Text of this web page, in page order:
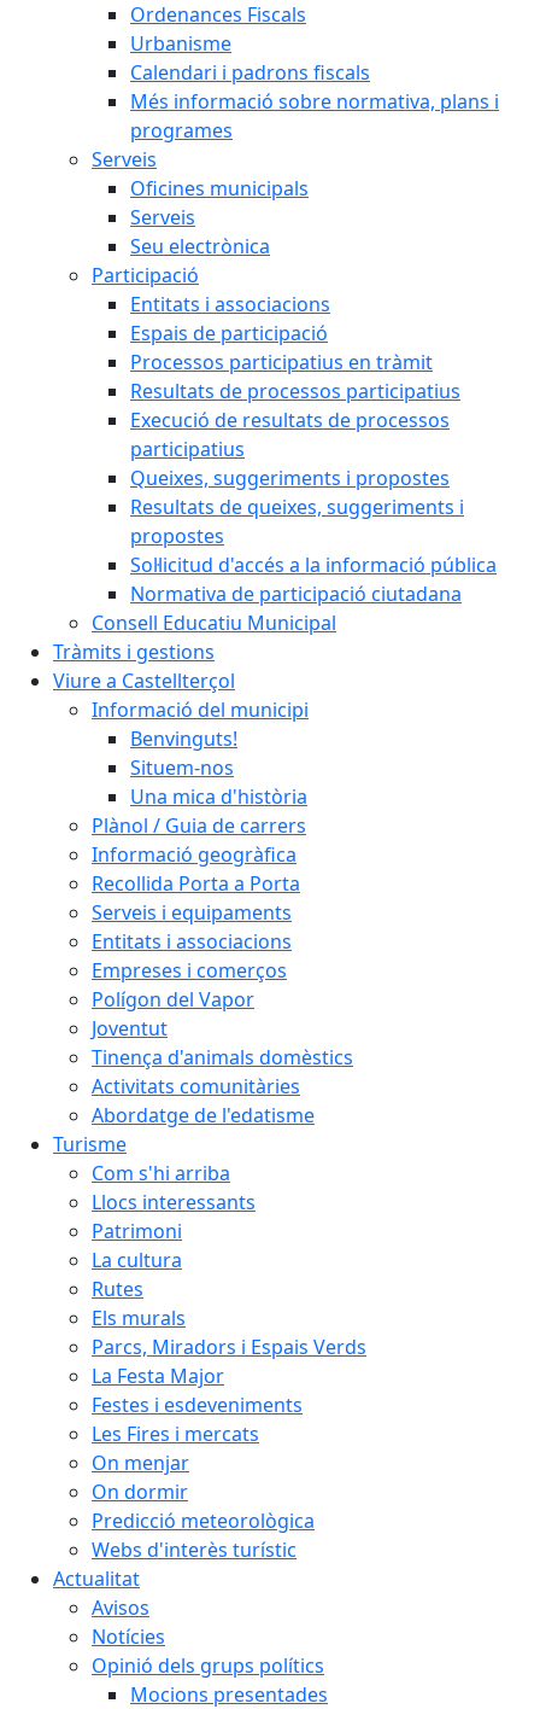
Ordenances Fiscals
Urbanisme
Calendari i padrons fiscals
Més informació sobre normativa, plans i
programes
Serveis
Oficines municipals
Serveis
Seu electrònica
Participació
Entitats i associacions
Espais de participació
Processos participatius en tràmit
Resultats de processos participatius
Execució de resultats de processos
participatius
Queixes, suggeriments i propostes
Resultats de queixes, suggeriments i
propostes
Sol·licitud d'accés a la informació pública
Normativa de participació ciutadana
Consell Educatiu Municipal
Tràmits i gestions
Viure a Castellterçol
Informació del municipi
Benvinguts!
Situem-nos
Una mica d'història
Plànol / Guia de carrers
Informació geogràfica
Recollida Porta a Porta
Serveis i equipaments
Entitats i associacions
Empreses i comerços
Polígon del Vapor
Joventut
Tinença d'animals domèstics
Activitats comunitàries
Abordatge de l'edatisme
Turisme
Com s'hi arriba
Llocs interessants
Patrimoni
La cultura
Rutes
Els murals
Parcs, Miradors i Espais Verds
La Festa Major
Festes i esdeveniments
Les Fires i mercats
On menjar
On dormir
Predicció meteorològica
Webs d'interès turístic
Actualitat
Avisos
Notícies
Opinió dels grups polítics
Mocions presentades